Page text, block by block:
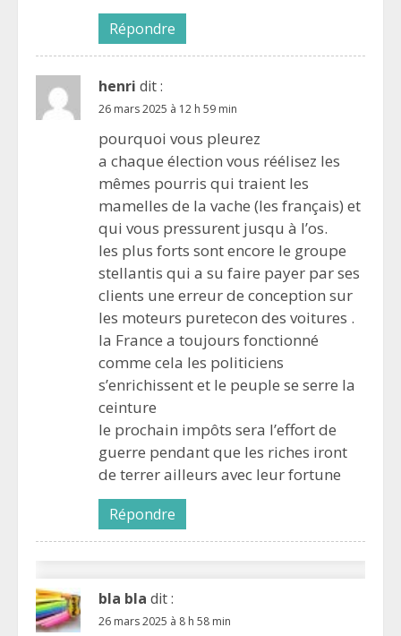
Répondre
henri dit :
26 mars 2025 à 12 h 59 min
pourquoi vous pleurez
a chaque élection vous réélisez les
mêmes pourris qui traient les
mamelles de la vache (les français) et
qui vous pressurent jusqu à l’os.
les plus forts sont encore le groupe
stellantis qui a su faire payer par ses
clients une erreur de conception sur
les moteurs puretecon des voitures .
la France a toujours fonctionné
comme cela les politiciens
s’enrichissent et le peuple se serre la
ceinture
le prochain impôts sera l’effort de
guerre pendant que les riches iront
de terrer ailleurs avec leur fortune
Répondre
bla bla dit :
26 mars 2025 à 8 h 58 min